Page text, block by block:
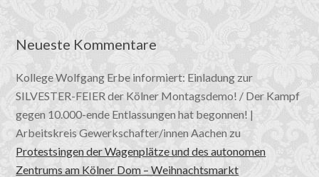
Neueste Kommentare
Kollege Wolfgang Erbe informiert: Einladung zur
SILVESTER-FEIER der Kölner Montagsdemo! / Der Kampf
gegen 10.000-ende Entlassungen hat begonnen! |
Arbeitskreis Gewerkschafter/innen Aachen zu
Protestsingen der Wagenplätze und des autonomen
Zentrums am Kölner Dom – Weihnachtsmarkt